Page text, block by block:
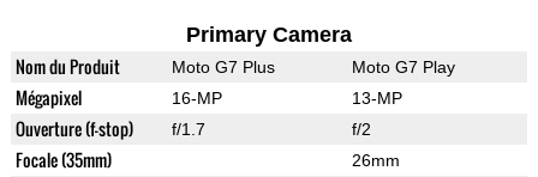
Primary Camera
Nom du Produit Moto G7 Plus Moto G7 Play
Mégapixel 16-MP 13-MP
Ouverture (f-stop) f/1.7 f/2
Focale (35mm) 26mm